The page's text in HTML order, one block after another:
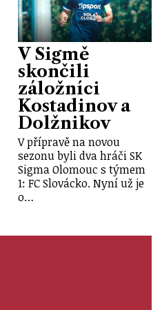
V Sigmě
skončili
záložníci
Kostadinov a
Dolžnikov
V přípravě na novou
sezonu byli dva hráči SK
Sigma Olomouc s týmem
1: FC Slovácko. Nyní už je
o…